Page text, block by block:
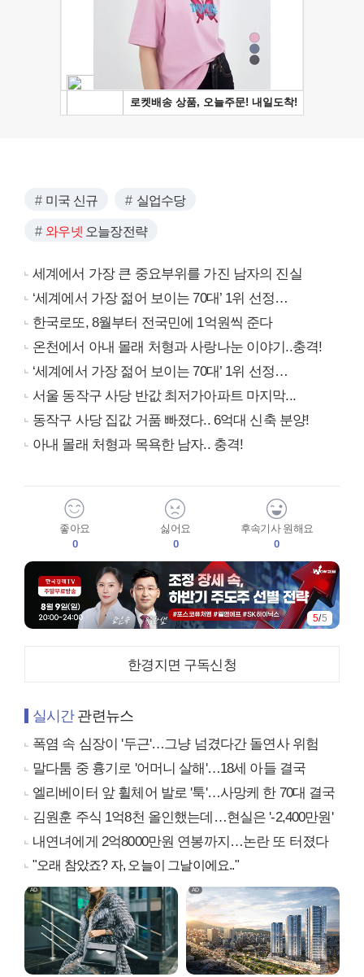
미국 신규 실업수당
와우넷 오늘장전략
세계에서 가장 큰 중요부위를 가진 남자의 진실
‘세계에서 가장 젊어 보이는 70대’ 1위 선정…
한국로또, 8월부터 전국민에 1억원씩 준다
온천에서 아내 몰래 처형과 사랑나눈 이야기..충격!
‘세계에서 가장 젊어 보이는 70대’ 1위 선정…
서울 동작구 사당 반값 최저가아파트 마지막...
동작구 사당 집값 거품 빠졌다.. 6억대 신축 분양!
아내 몰래 처형과 목욕한 남자.. 충격!
좋아요
0
싫어요
0
후속기사 원해요
0
5/5
한경지면 구독신청
실시간관련뉴스
폭염 속 심장이 '두근'…그냥 넘겼다간 돌연사 위험
말다툼 중 흉기로 '어머니 살해'…18세 아들 결국
엘리베이터 앞 휠체어 발로 '툭'…사망케 한 70대 결국
김원훈 주식 1억8천 올인했는데…현실은 '-2,400만원'
내연녀에게 2억8000만원 연봉까지…논란 또 터졌다
"오래 참았죠? 자, 오늘이 그날이에요.."